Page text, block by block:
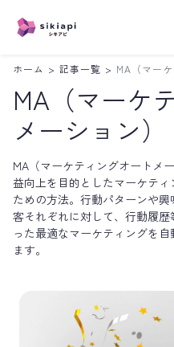
ホーム > 記事一覧 > MA（マー
MA（マーケ
メーション）
MA（マーケティングオートメ
益向上を目的としたマーケテ
ための方法。行動パターンや
客それぞれに対して、行動履
った最適なマーケティングを
ます。